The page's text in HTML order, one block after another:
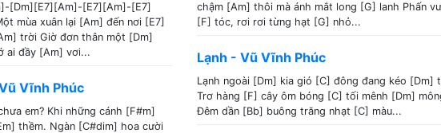
[Dm][E7][Am]-[E7][Am]-[E7]
mùa xuân lại [Am] đến nơi [E7]
trời Giờ đơn thân một [Dm]
ai đầy [Am] vơi...
Vĩnh Phúc
em? Khi những cánh [F#m]
thềm. Ngàn [C#dim] hoa cười
chậm [Am] thôi mà ánh mắt long [G] lanh Phấn
[F] tóc, rơi rơi từng hạt [G] nhỏ...
Lạnh - Vũ Vĩnh Phúc
Lạnh ngoài [Dm] kia gió [C] đông đang kéo [Dm]
Trơ hàng [F] cây ôm bóng [C] tối mênh [Dm]
Đêm dần [Bb] buông trăng nhạt [C] màu...